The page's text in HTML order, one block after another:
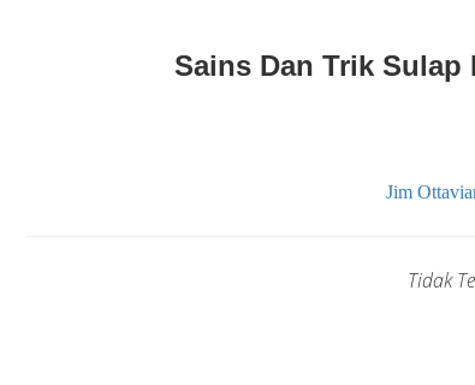
Sains Dan Trik Sulap
Jim
Tidak